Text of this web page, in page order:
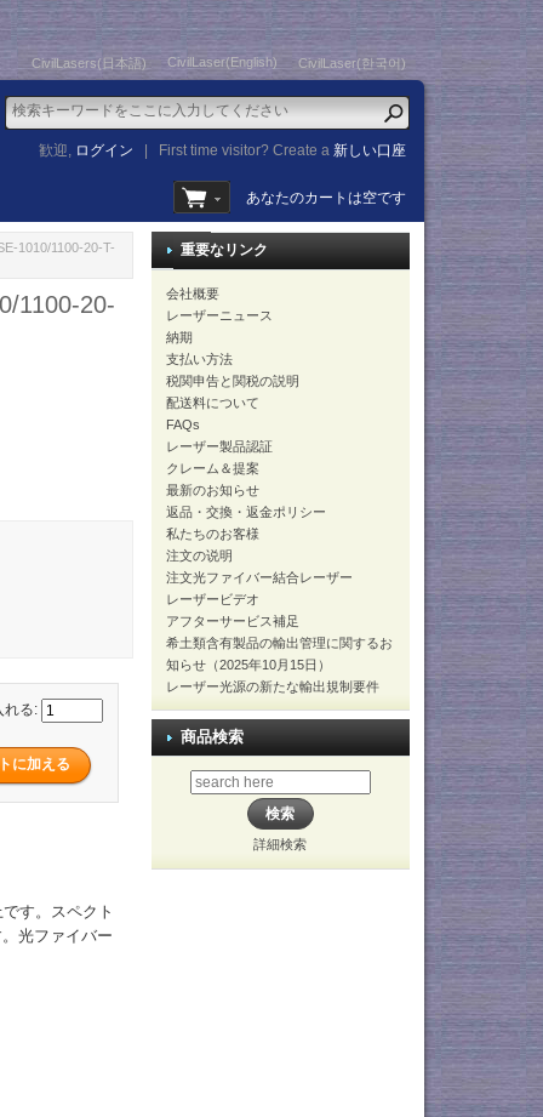
CivilLasers(日本語) CivilLaser(English) CivilLaser(한국어)
歓迎, ログイン First time visitor? Create a新しい口座
あなたのカートは空です
1010/1100-20-T-
1100-20-
れる:
す。スペクト
光ファイバー
重要なリンク
会社概要
レーザーニュース
納期
支払い方法
税関申告と関税の説明
配送料について
FAQs
レーザー製品認証
クレーム＆提案
最新のお知らせ
返品・交換・返金ポリシー
私たちのお客様
注文の说明
注文光ファイバー結合レーザー
レーザービデオ
アフターサービス補足
希土類含有製品の輸出管理に関するお
知らせ（2025年10月15日）
レーザー光源の新たな輸出規制要件
商品検索
詳細検索